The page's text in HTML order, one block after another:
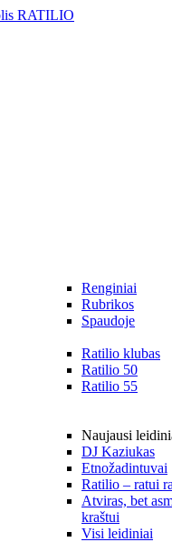
Renginiai
Rubrikos
Spaudoje
Ratilio klubas
Ratilio 50
Ratilio 55
Naujausi
DJ Kaziukas
Etnožadintuvai
Ratilio – ratui
Atviras, bet
kraštui
Visi leidiniai